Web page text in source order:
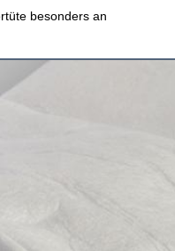
besonders an